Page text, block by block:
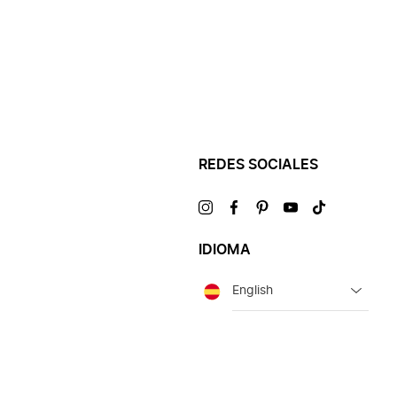
REDES SOCIALES
VisítanosVisítanosVisítanosVisítanosVisítanos
IDIOMA
Idioma